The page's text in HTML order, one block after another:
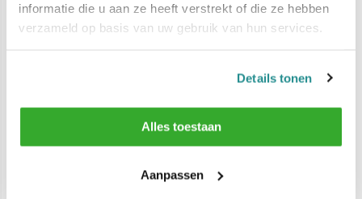
informatie die u aan ze heeft verstrekt of die ze hebben
verzameld op basis van uw gebruik van hun services.
Details tonen
Alles toestaan
Aanpassen
JRL Onyx SF Pro Shaver JRL FF2020T EZ-GAP
Trimmer Blade GOLD
€ 37,50